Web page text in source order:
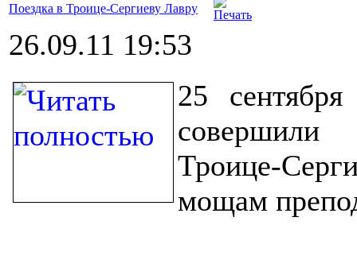
Поездка в Троице-Сергиеву Лавру
26.09.11 19:53
25
Троице-
мощам